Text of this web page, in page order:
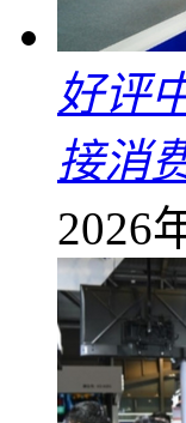
好评
接消
2026